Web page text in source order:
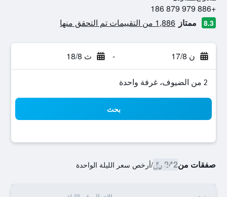
+886 979 879 186
8.3 ممتاز 1,886 من التقييمات تم التحقق منها
ن 17/8 - ث 18/8
2 من الضيوف، غرفة واحدة
بحث
صفقات من242 ﷼ /أرخص سعر الليلة الواحدة